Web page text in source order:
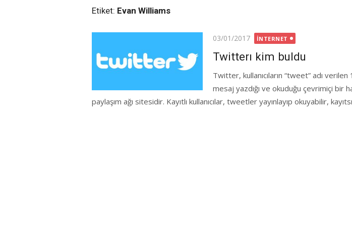
Etiket: Evan Williams
Posted
03/01/2017 İNTERNET
Twitterı kim buldu
Twitter, kullanıcıların “tweet” adı
mesaj yazdığı ve okuduğu çevrimiçi bir
paylaşım ağı sitesidir. Kayıtlı kullanıcılar, tweetler yayınlayıp okuyabilir,